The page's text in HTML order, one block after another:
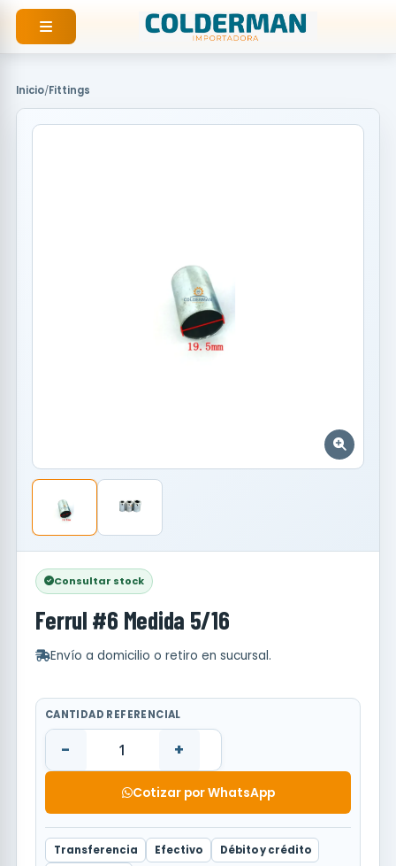
contenido
Inicio/Fittings
Consultar stock
Ferrul #6 Medida 5/16
Envío a domicilio o retiro en sucursal.
CANTIDAD REFERENCIAL
- +
Cotizar por WhatsApp
Transferencia Efectivo
Débito y crédito